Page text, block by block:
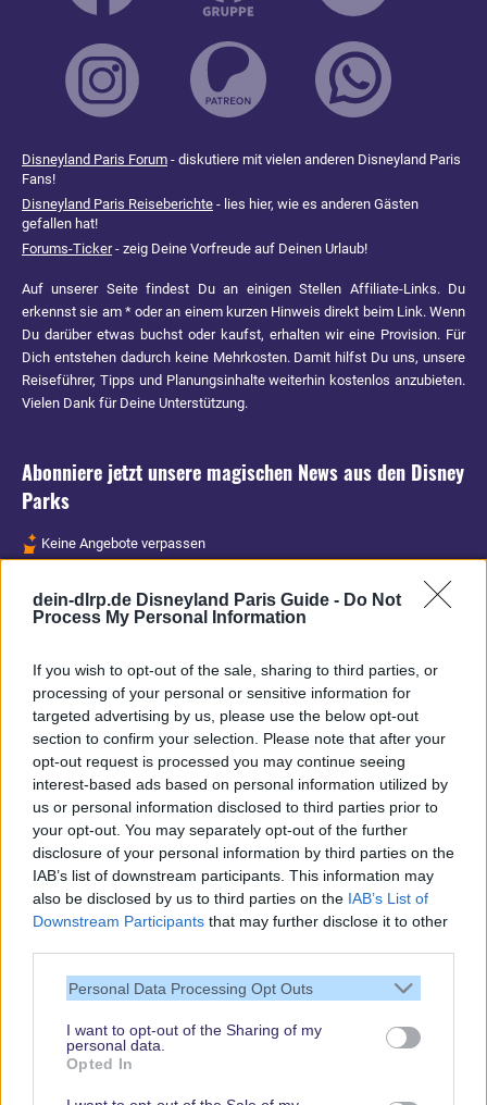
dein-dlrp.de Disneyland Paris Guide - Do Not
Process My Personal Information
If you wish to opt-out of the sale, sharing to third parties, or
processing of your personal or sensitive information for
targeted advertising by us, please use the below opt-out
section to confirm your selection. Please note that after your
opt-out request is processed you may continue seeing
interest-based ads based on personal information utilized by
us or personal information disclosed to third parties prior to
your opt-out. You may separately opt-out of the further
disclosure of your personal information by third parties on the
IAB’s list of downstream participants. This information may
also be disclosed by us to third parties on the IAB’s List of
Downstream Participants that may further disclose it to other
Personal Data Processing Opt Outs
I want to opt-out of the Sharing of my
personal data.
Opted In
Disneyland Paris Forum - diskutiere mit vielen anderen Disneyland Paris
Fans!
Disneyland Paris Reiseberichte - lies hier, wie es anderen Gästen
gefallen hat!
Forums-Ticker- zeig Deine Vorfreude auf Deinen Urlaub!
Auf unserer Seite findest Du an einigen Stellen Affiliate-Links. Du
erkennst sie am * oder an einem kurzen Hinweis direkt beim Link. Wenn
Du darüber etwas buchst oder kaufst, erhalten wir eine Provision. Für
Dich entstehen dadurch keine Mehrkosten. Damit hilfst Du uns, unsere
Reiseführer, Tipps und Planungsinhalte weiterhin kostenlos anzubieten.
Vielen Dank für Deine Unterstützung.
Abonniere jetzt unsere magischen News aus den Disney
Parks
Keine Angebote verpassen
Spannende Lesetipps
Vielen Dank,
dass Du unsere
Seite liest.
Schau regelmäßig